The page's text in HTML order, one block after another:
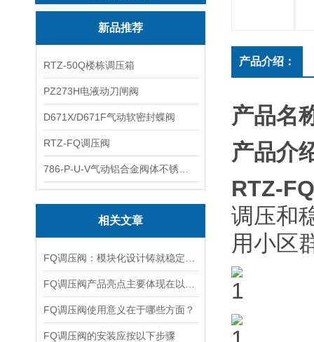
新品推荐
RTZ-50Q楼栋调压箱
PZ273H电液动刀闸阀
D671X/D671F气动软密封蝶阀
RTZ-FQ调压阀
相关文章
FQ调压阀使用意义在于哪些方面？
FQ调压阀的安装应按以下步骤
产品介绍：
产品名
产品介
RTZ-FQ
调压和
用小区